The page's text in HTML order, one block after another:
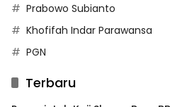
Prabowo Subianto
Khofifah Indar Parawansa
PGN
Terbaru